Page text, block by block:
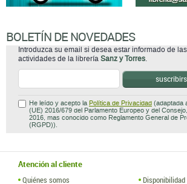
BOLETÍN DE NOVEDADES
Introduzca su email si desea estar informado de
actividades de la librería Sanz y Torres.
He leído y acepto la Política de Privacidad (adaptada
(UE) 2016/679 del Parlamento Europeo y del
2016, mas conocido como Reglamento General de
(RGPD)).
Atención al cliente
Quiénes somos